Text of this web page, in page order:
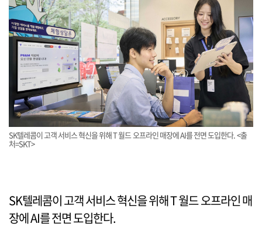
SK텔레콤이 고객 서비스 혁신을 위해 T 월드 오프라인 매장에 AI를 전면 도입한다. <출
처=SKT>
SK텔레콤이 고객 서비스 혁신을 위해 T 월드 오프라인 매
장에 AI를 전면 도입한다.